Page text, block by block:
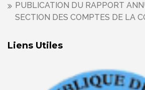
PUBLICATION DU RAPPORT
SECTION DES COMPTES DE LA
Liens Utiles